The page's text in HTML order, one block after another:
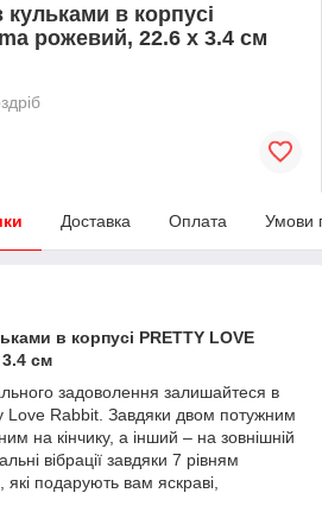
кульками в корпусі
рожевий, 22.6 х 3.4 см
Доставка Оплата Умови
в корпусі PRETTY LOVE
см
задоволення залишайтеся в
Love Rabbit. Завдяки двом потужним
на кінчику, а інший – на зовнішній
вібрації завдяки 7 рівням
які подарують вам яскраві,